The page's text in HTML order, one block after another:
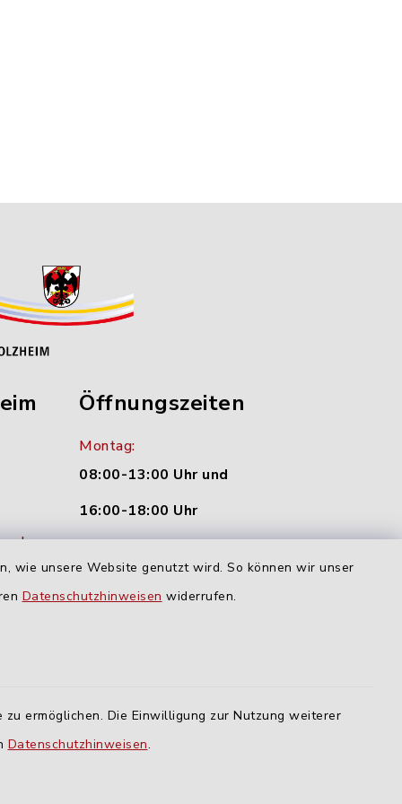
wie unsere Website genutzt wird. So können wir unser
Datenschutzhinweisen widerrufen.
ermöglichen. Die Einwilligung zur Nutzung weiterer
Datenschutzhinweisen.
Öffnungszeiten
Montag:
08:00-13:00 Uhr und
16:00-18:00 Uhr
geschlossen